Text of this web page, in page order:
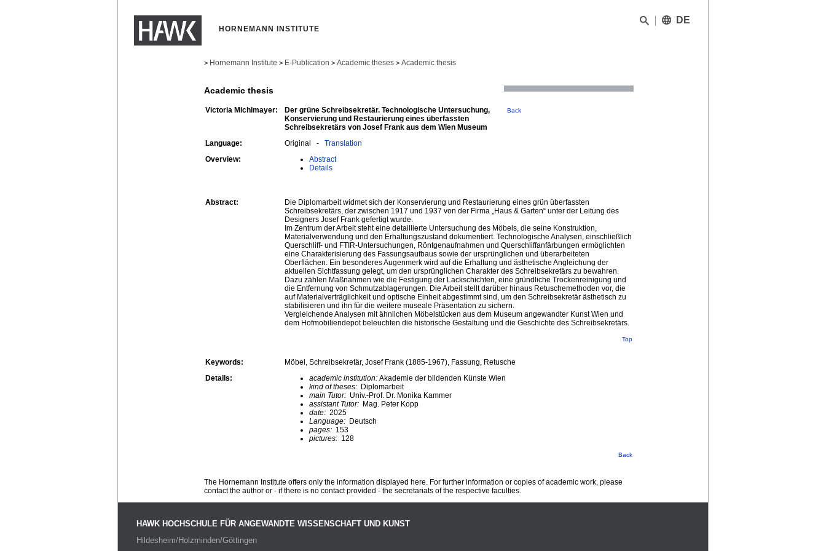
HORNEMANN INSTITUTE
DE
> Hornemann Institute > E-Publication > Academic theses > Academic thesis
Academic thesis
Victoria Michlmayer:
Der grüne Schreibsekretär. Technologische Untersuchung,
Konservierung und Restaurierung eines überfassten
Schreibsekretärs von Josef Frank aus dem Wien Museum
Back
Language: Original - Translation
Overview:
Abstract
Details
Abstract:
Die Diplomarbeit widmet sich der Konservierung und Restaurierung eines grün überfassten
Schreibsekretärs, der zwischen 1917 und 1937 von der Firma „Haus & Garten“ unter der Leitung des
Designers Josef Frank gefertigt wurde.
Im Zentrum der Arbeit steht eine detaillierte Untersuchung des Möbels, die seine Konstruktion,
Materialverwendung und den Erhaltungszustand dokumentiert. Technologische Analysen, einschließlich
Querschliff- und FTIR-Untersuchungen, Röntgenaufnahmen und Querschliffanfärbungen ermöglichten
eine Charakterisierung des Fassungsaufbaus sowie der ursprünglichen und überarbeiteten
Oberflächen. Ein besonderes Augenmerk wird auf die Erhaltung und ästhetische Angleichung der
aktuellen Sichtfassung gelegt, um den ursprünglichen Charakter des Schreibsekretärs zu bewahren.
Dazu zählen Maßnahmen wie die Festigung der Lackschichten, eine gründliche Trockenreinigung und
die Entfernung von Schmutzablagerungen. Die Arbeit stellt darüber hinaus Retuschemethoden vor, die
auf Materialverträglichkeit und optische Einheit abgestimmt sind, um den Schreibsekretär ästhetisch zu
stabilisieren und ihn für die weitere museale Präsentation zu sichern.
Vergleichende Analysen mit ähnlichen Möbelstücken aus dem Museum angewandter Kunst Wien und
dem Hofmobiliendepot beleuchten die historische Gestaltung und die Geschichte des Schreibsekretärs.
Top
Keywords:
Möbel, Schreibsekretär, Josef Frank (1885-1967), Fassung, Retusche
Details:
academic institution: Akademie der bildenden Künste Wien
kind of theses: Diplomarbeit
main Tutor: Univ.-Prof. Dr. Monika Kammer
assistant Tutor: Mag. Peter Kopp
date: 2025
Language: Deutsch
pages: 153
pictures: 128
Back
The Hornemann Institute offers only the information displayed here. For further information or copies of academic work, please
contact the author or - if there is no contact provided - the secretariats of the respective faculties.
HAWK HOCHSCHULE FÜR ANGEWANDTE WISSENSCHAFT UND KUNST
Hildesheim/Holzminden/Göttingen